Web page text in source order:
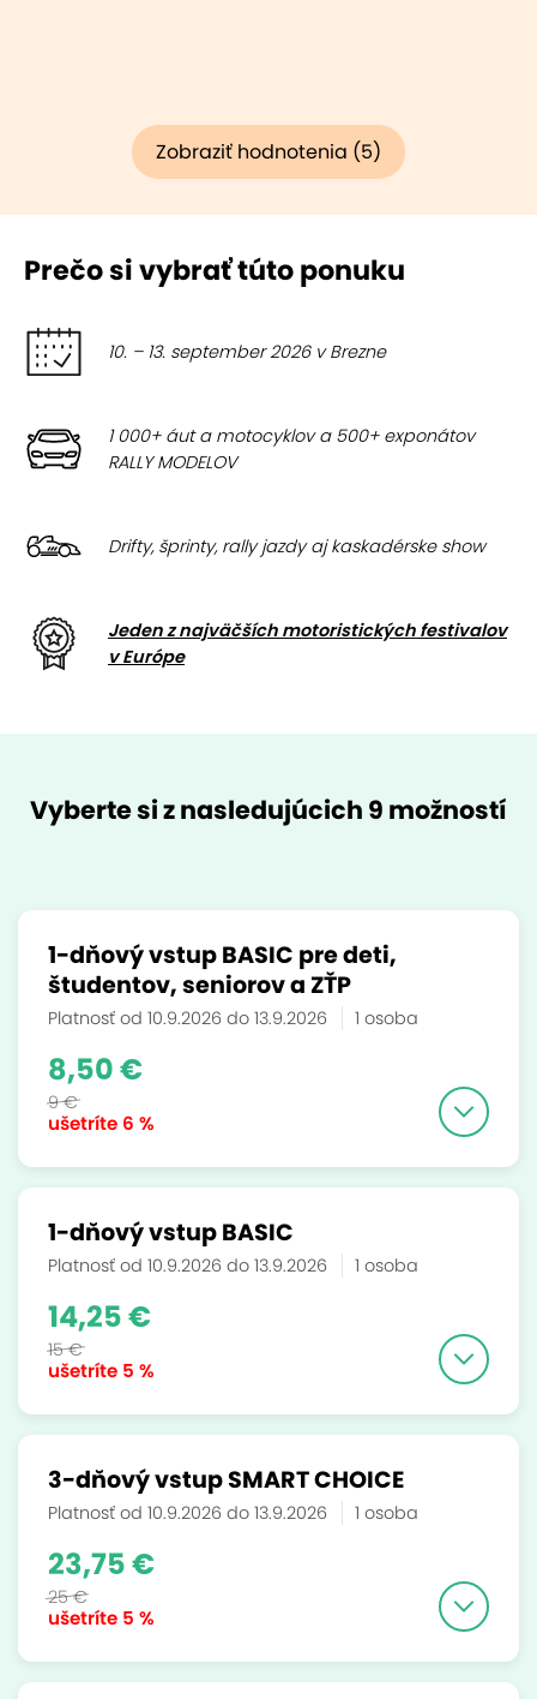
Zobraziť hodnotenia (5)
Prečo si vybrať túto ponuku
10. – 13. september 2026 v Brezne
1 000+ áut a motocyklov a 500+ exponátov
RALLY MODELOV
Drifty, šprinty, rally jazdy aj kaskadérske show
Jeden z najväčších motoristických festivalov
v Európe
Vyberte si z nasledujúcich 9 možností
1-dňový vstup BASIC pre deti,
študentov, seniorov a ZŤP
Platnosť od 10.9.2026 do 13.9.2026 1 osoba
ušetríte 6 %
8,50 €
9 €
1-dňový vstup BASIC
Platnosť od 10.9.2026 do 13.9.2026 1 osoba
ušetríte 5 %
14,25 €
15 €
3-dňový vstup SMART CHOICE
Platnosť od 10.9.2026 do 13.9.2026 1 osoba
ušetríte 5 %
23,75 €
25 €